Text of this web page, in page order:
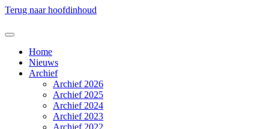
Terug naar hoofdinhoud
Home
Nieuws
Archief
Archief 2026
Archief 2025
Archief 2024
Archief 2023
Archief 2022